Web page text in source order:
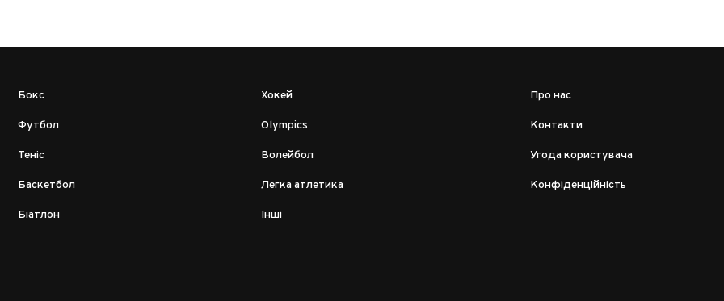
Бокс
Футбол
Теніс
Баскетбол
Біатлон
Хокей
Olympics
Волейбол
Легка атлетика
Інші
Про нас
Контакти
Угода користувача
Конфіденційність